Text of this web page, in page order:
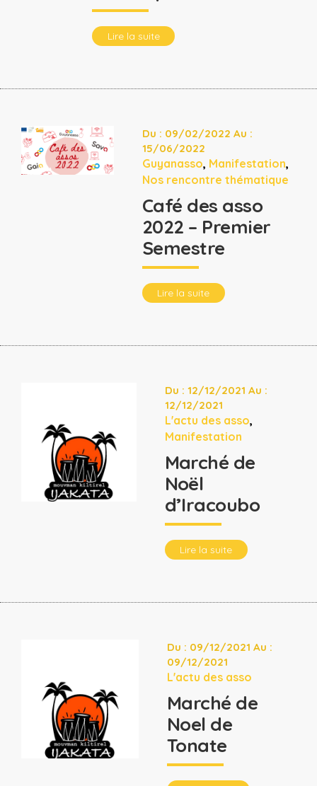
Lire la suite
Du : 09/02/2022 Au :
15/06/2022
Guyanasso, Manifestation,
Nos rencontre thématique
Café des asso
2022 – Premier
Semestre
Lire la suite
Du : 12/12/2021 Au :
12/12/2021
L'actu des asso,
Manifestation
Marché de
Noël
d’Iracoubo
Lire la suite
Du : 09/12/2021 Au :
09/12/2021
L'actu des asso
Marché de
Noel de
Tonate